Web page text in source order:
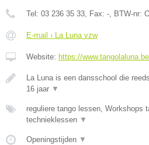
Tel: 03 236 35 33, Fax: -, BTW-nr:
E-mail › La Luna vzw
Website: https://www.tangolaluna.be
La Luna is een dansschool die
16 jaar ▼
reguliere tango lessen, Workshops
technieklessen ▼
Openingstijden ▼